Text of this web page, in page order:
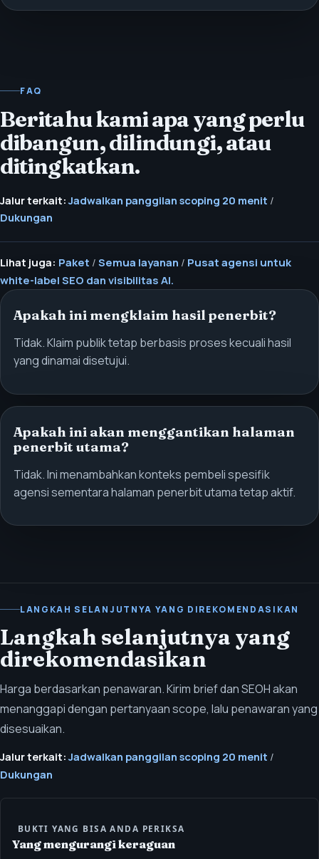
FAQ
Beritahu kami apa yang perlu
dibangun, dilindungi, atau
ditingkatkan.
Jalur terkait: Jadwalkan panggilan scoping 20 menit /
Dukungan
Lihat juga: Paket / Semua layanan / Pusat agensi untuk
white-label SEO dan visibilitas AI.
Apakah ini mengklaim hasil penerbit?
Tidak. Klaim publik tetap berbasis proses kecuali hasil
yang dinamai disetujui.
Apakah ini akan menggantikan halaman
penerbit utama?
Tidak. Ini menambahkan konteks pembeli spesifik
agensi sementara halaman penerbit utama tetap aktif.
LANGKAH SELANJUTNYA YANG DIREKOMENDASIKAN
Langkah selanjutnya yang
direkomendasikan
Harga berdasarkan penawaran. Kirim brief dan SEOH akan
menanggapi dengan pertanyaan scope, lalu penawaran yang
disesuaikan.
Jalur terkait: Jadwalkan panggilan scoping 20 menit /
Dukungan
BUKTI YANG BISA ANDA PERIKSA
Yang mengurangi keraguan